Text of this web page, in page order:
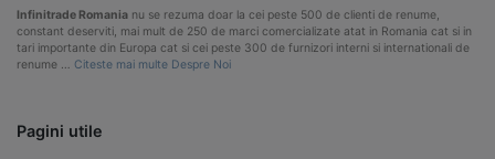
Infinitrade Romania nu se rezuma doar la cei peste 500 de clienti de renume,
constant deserviti, mai mult de 250 de marci comercializate atat in Romania cat si in
tari importante din Europa cat si cei peste 300 de furnizori interni si internationali de
renume … Citeste mai multe Despre Noi
Pagini utile